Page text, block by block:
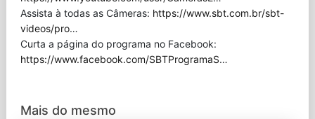
Assista à todas as Câmeras: https://www.sbt.com.br/sbt-
videos/pro…
Curta a página do programa no Facebook:
https://www.facebook.com/SBTProgramaS…
Mais do mesmo